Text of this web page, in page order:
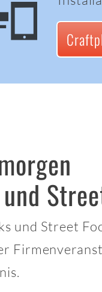
und Street